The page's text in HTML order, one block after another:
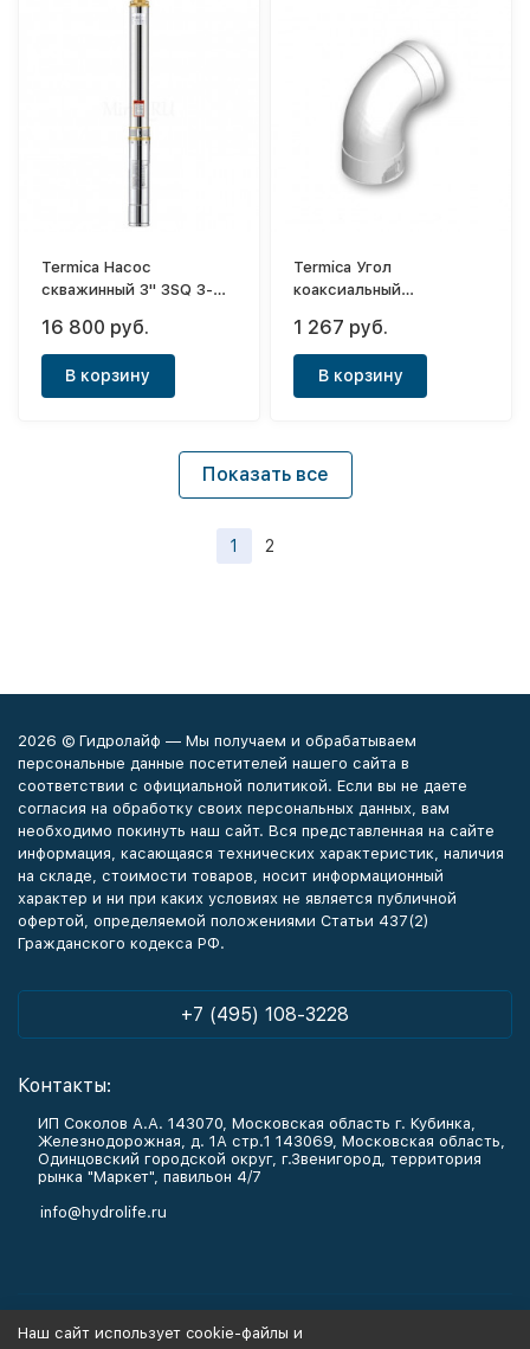
Termica Насос
скважинный 3" 3SQ 3-
16 800 руб.
В корзину
Termica Угол
коаксиальный
(Ariston-Baxi-
Chaffoteaux-Protherm-
Termica-Vaillant-
Viessmann)
1 267 руб.
В корзину
Показать все
1 2
2026 © Гидролайф — Мы получаем и обрабатываем
персональные данные посетителей нашего сайта в
соответствии с официальной политикой. Если вы не даете
согласия на обработку своих персональных данных, вам
необходимо покинуть наш сайт. Вся представленная на сайте
информация, касающаяся технических характеристик, наличия
на складе, стоимости товаров, носит информационный
характер и ни при каких условиях не является публичной
офертой, определяемой положениями Статьи 437(2)
Гражданского кодекса РФ.
+7 (495) 108-3228
Контакты:
ИП Соколов А.А. 143070, Московская область г. Кубинка,
Железнодорожная, д. 1А стр.1 143069, Московская область,
Одинцовский городской округ, г.Звенигород, территория
рынка "Маркет", павильон 4/7
info@hydrolife.ru
Наш сайт использует cookie-файлы и